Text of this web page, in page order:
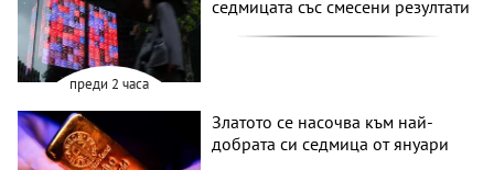
преди 2 часа
седмицата със смесени резултати
Златото се насочва към най-
добрата си седмица от януари